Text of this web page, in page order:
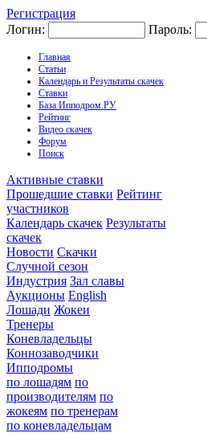
Регистрация
Логин:
Пароль:
Главная
Статьи
Календарь и Результаты скачек
Ставки
База Ипподром.РУ
Рейтинг
Видео скачек
Форум
Поиск
Активные ставки
Прошедшие ставки Рейтинг
участников
Календарь скачек Результаты
скачек
Новости Скачки
Случной сезон
Индустрия Зал славы
Аукционы English
Лошади Жокеи
Тренеры
Коневладельцы
Коннозаводчики
Ипподромы
по лошадям по
производителям по
жокеям по тренерам
по коневладельцам